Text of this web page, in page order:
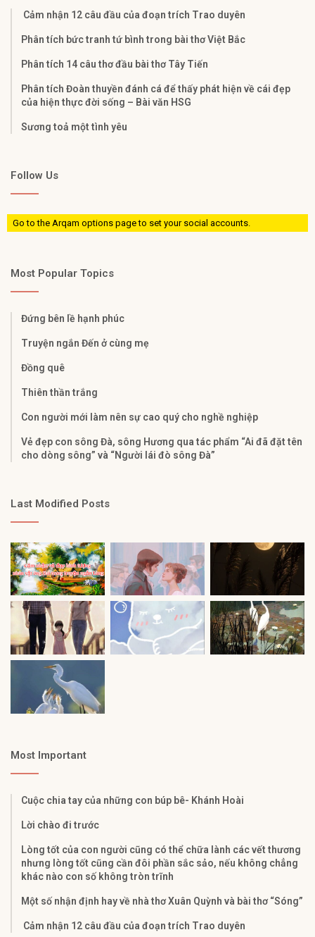
Cảm nhận 12 câu đầu của đoạn trích Trao duyên
Phân tích bức tranh tứ bình trong bài thơ Việt Bắc
Phân tích 14 câu thơ đầu bài thơ Tây Tiến
Phân tích Đoàn thuyền đánh cá để thấy phát hiện về cái đẹp
của hiện thực đời sống – Bài văn HSG
Sương toả một tình yêu
Follow Us
Go to the Arqam options page to set your social accounts.
Most Popular Topics
Đứng bên lề hạnh phúc
Truyện ngắn Đến ở cùng mẹ
Đồng quê
Thiên thần trắng
Con người mới làm nên sự cao quý cho nghề nghiệp
Vẻ đẹp con sông Đà, sông Hương qua tác phẩm “Ai đã đặt tên
cho dòng sông” và “Người lái đò sông Đà”
Last Modified Posts
Most Important
Cuộc chia tay của những con búp bê- Khánh Hoài
Lời chào đi trước
Lòng tốt của con người cũng có thể chữa lành các vết thương
nhưng lòng tốt cũng cần đôi phần sắc sảo, nếu không chẳng
khác nào con số không tròn trĩnh
Một số nhận định hay về nhà thơ Xuân Quỳnh và bài thơ “Sóng”
Cảm nhận 12 câu đầu của đoạn trích Trao duyên